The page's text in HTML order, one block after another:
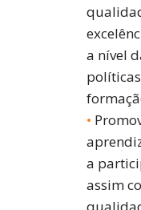
a nível
a
assim